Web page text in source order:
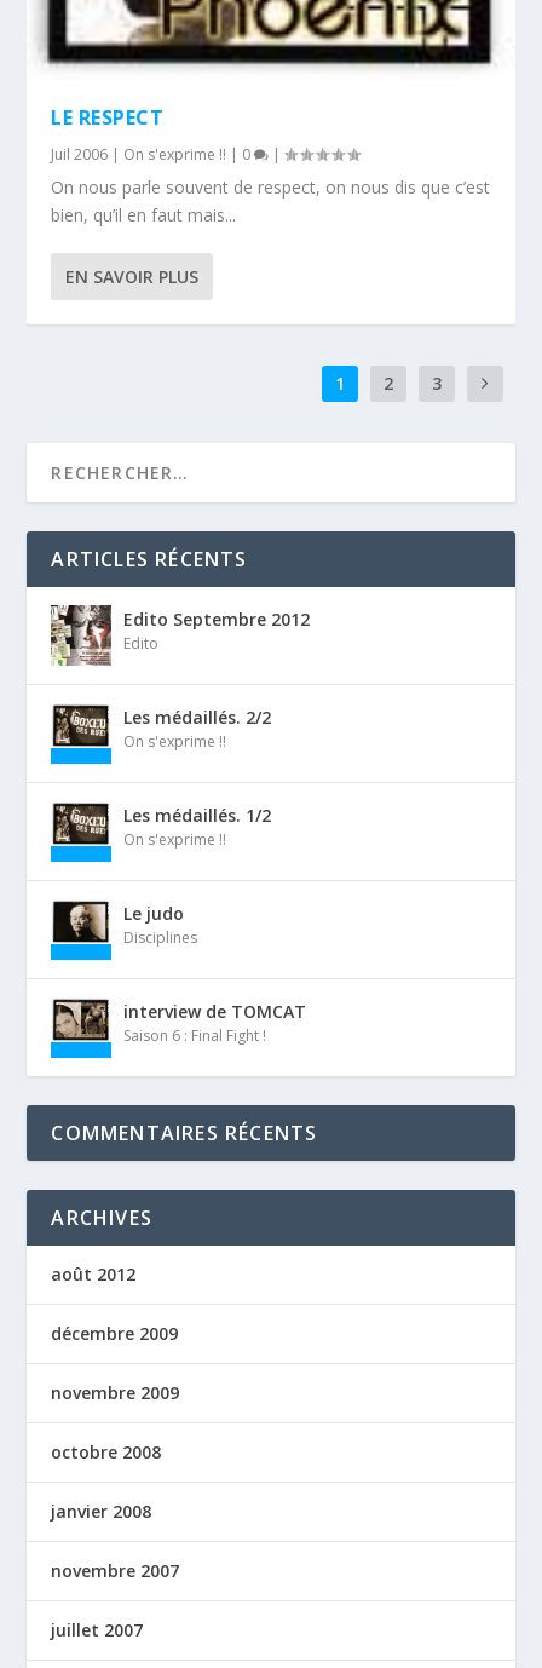
LE RESPECT
Juil 2006 | On s'exprime !! | 0 |
On nous parle souvent de respect, on nous dis que c’est
bien, qu’il en faut mais...
EN SAVOIR PLUS
1 2 3
ARTICLES RÉCENTS
Edito Septembre 2012
Edito
Les médaillés. 2/2
On s'exprime !!
Les médaillés. 1/2
On s'exprime !!
Le judo
Disciplines
interview de TOMCAT
Saison 6 : Final Fight !
COMMENTAIRES RÉCENTS
ARCHIVES
août 2012
décembre 2009
novembre 2009
octobre 2008
janvier 2008
novembre 2007
juillet 2007